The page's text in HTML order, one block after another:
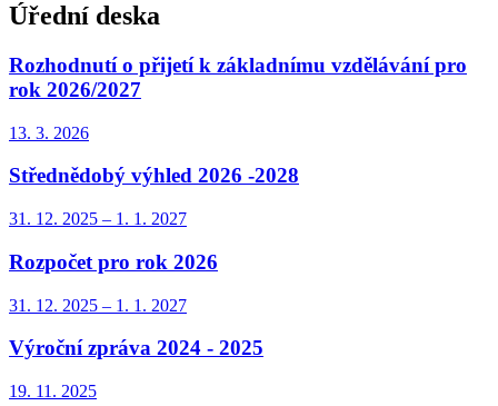
Úřední deska
Rozhodnutí o přijetí k základnímu vzdělávání pro
rok 2026/2027
13. 3. 2026
Střednědobý výhled 2026 -2028
31. 12. 2025 – 1. 1. 2027
Rozpočet pro rok 2026
31. 12. 2025 – 1. 1. 2027
Výroční zpráva 2024 - 2025
19. 11. 2025